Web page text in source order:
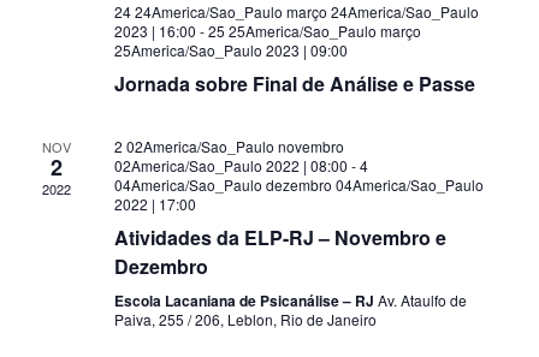
24 24America/Sao_Paulo março 24America/Sao_Paulo
2023 | 16:00 -25 25America/Sao_Paulo março
25America/Sao_Paulo 2023 | 09:00
Jornada sobre Final de Análise e Passe
NOV
2
2022
2 02America/Sao_Paulo novembro
02America/Sao_Paulo 2022 | 08:00 -4
04America/Sao_Paulo dezembro 04America/Sao_Paulo
2022 | 17:00
Atividades da ELP-RJ – Novembro e
Dezembro
Escola Lacaniana de Psicanálise – RJ Av. Ataulfo de
Paiva, 255 / 206, Leblon, Rio de Janeiro